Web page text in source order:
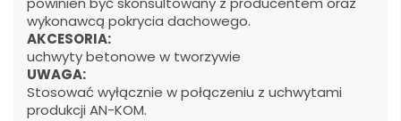
wykonawcą pokrycia dachowego.
AKCESORIA:
uchwyty betonowe w tworzywie
UWAGA:
Stosować wyłącznie w połączeniu z uchwytami
produkcji AN-KOM.